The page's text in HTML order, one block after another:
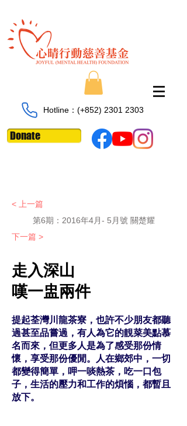
Hotline：​​(+852) 2301 2303
Donate
< 上一篇
第6期： 2016年4月- 5月號 關楚耀
下一篇 >
走入深山
嘆一盅兩件
提起荃灣川龍茶寮，也許不少朋友都聽
過甚至品嘗過，有人為它的靚菜美點慕
名而來，但更多人是為了感受那份情
懷，享受那份優閒。人在鄉郊中，一切
都變得簡單，呷一啖熱茶，吃一口包
子，生活的壓力和工作的煩惱，都暫且
放下。